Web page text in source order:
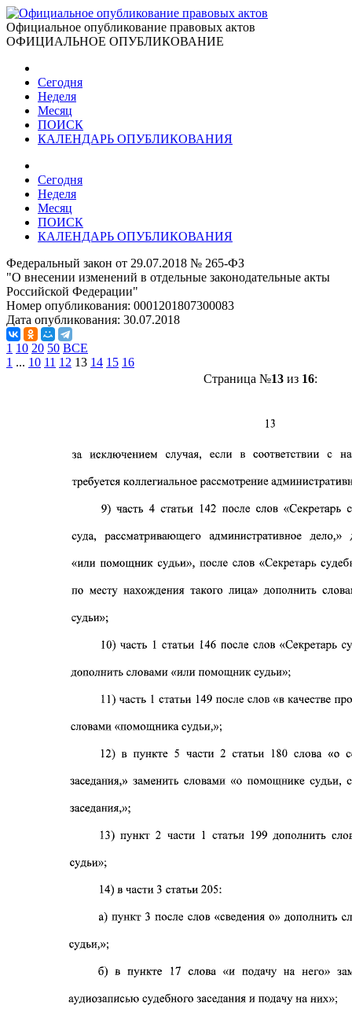
Официальное опубликование правовых актов
ОФИЦИАЛЬНОЕ ОПУБЛИКОВАНИЕ
Сегодня
Неделя
Месяц
ПОИСК
КАЛЕНДАРЬ ОПУБЛИКОВАНИЯ
Сегодня
Неделя
Месяц
ПОИСК
КАЛЕНДАРЬ ОПУБЛИКОВАНИЯ
Федеральный закон от 29.07.2018 № 265-ФЗ
"О внесении изменений в отдельные законодательные акты
Российской Федерации"
Номер опубликования: 0001201807300083
Дата опубликования: 30.07.2018
1 10 20 50 ВСЕ
1 ... 10 11 12 13 14 15 16
Страница №13из 16: